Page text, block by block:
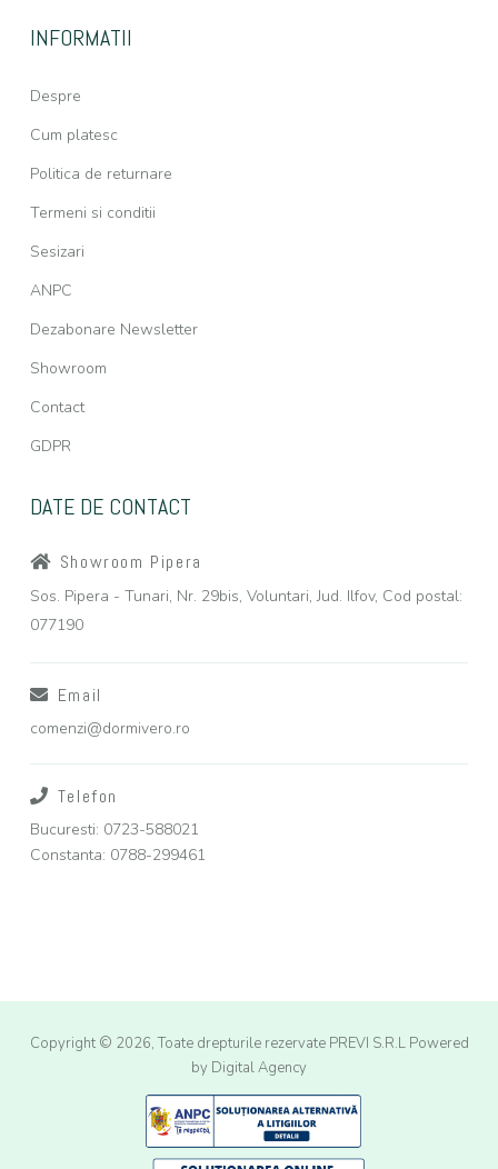
INFORMATII
Despre
Cum platesc
Politica de returnare
Termeni si conditii
Sesizari
ANPC
Dezabonare Newsletter
Showroom
Contact
GDPR
DATE DE CONTACT
Showroom Pipera
Sos. Pipera - Tunari, Nr. 29bis, Voluntari, Jud. Ilfov, Cod postal:
077190
Email
comenzi@dormivero.ro
Telefon
Bucuresti: 0723-588021
Constanta: 0788-299461
Copyright © 2026, Toate drepturile rezervate PREVI S.R.L Powered
by Digital Agency